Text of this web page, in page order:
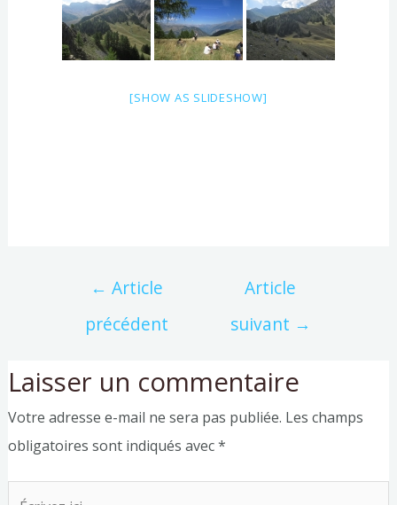
[SHOW AS SLIDESHOW]
← Article
précédent
Article
suivant →
Laisser un commentaire
Votre adresse e-mail ne sera pas publiée. Les champs
obligatoires sont indiqués avec*
Écrivez